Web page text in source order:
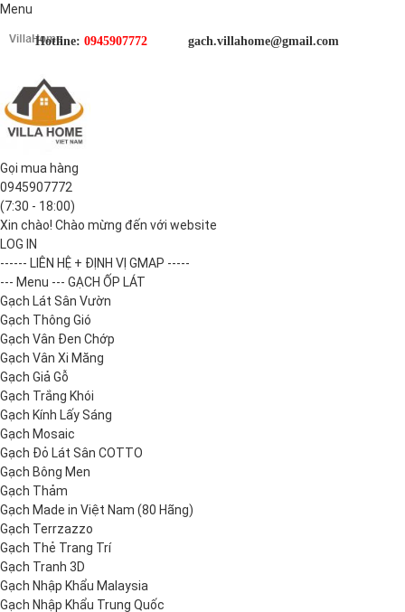
Menu
Hotline: 0945907772 gach.villahome@gmail.com
Gọi mua hàng
0945907772
(7:30 - 18:00)
Xin chào! Chào mừng đến với website
LOG IN
------ LIÊN HỆ + ĐỊNH VỊ GMAP -----
--- Menu --- GẠCH ỐP LÁT
Gạch Lát Sân Vườn
Gạch Thông Gió
Gạch Vân Đen Chớp
Gạch Vân Xi Măng
Gạch Giả Gỗ
Gạch Trắng Khói
Gạch Kính Lấy Sáng
Gạch Mosaic
Gạch Đỏ Lát Sân COTTO
Gạch Bông Men
Gạch Thảm
Gạch Made in Việt Nam (80 Hãng)
Gạch Terrzazzo
Gạch Thẻ Trang Trí
Gạch Tranh 3D
Gạch Nhập Khẩu Malaysia
Gạch Nhập Khẩu Trung Quốc